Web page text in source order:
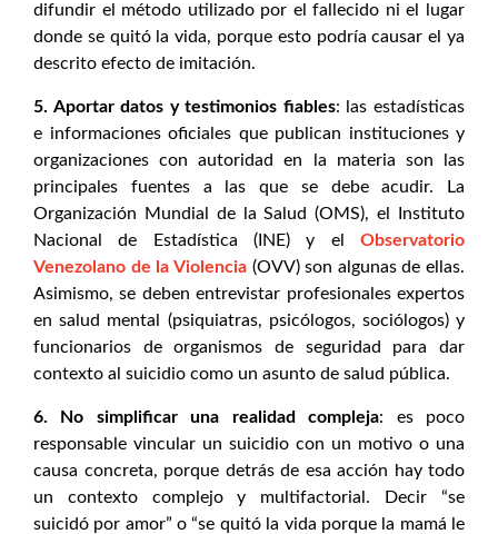
difundir el método utilizado por el fallecido ni el lugar
donde se quitó la vida, porque esto podría causar el ya
descrito efecto de imitación.
5. Aportar datos y testimonios fiables: las estadísticas
e informaciones oficiales que publican instituciones y
organizaciones con autoridad en la materia son las
principales fuentes a las que se debe acudir. La
Organización Mundial de la Salud (OMS), el Instituto
Nacional de Estadística (INE) y el Observatorio
Venezolano de la Violencia (OVV) son algunas de ellas.
Asimismo, se deben entrevistar profesionales expertos
en salud mental (psiquiatras, psicólogos, sociólogos) y
funcionarios de organismos de seguridad para dar
contexto al suicidio como un asunto de salud pública.
6. No simplificar una realidad compleja: es poco
responsable vincular un suicidio con un motivo o una
causa concreta, porque detrás de esa acción hay todo
un contexto complejo y multifactorial. Decir “se
suicidó por amor” o “se quitó la vida porque la mamá le